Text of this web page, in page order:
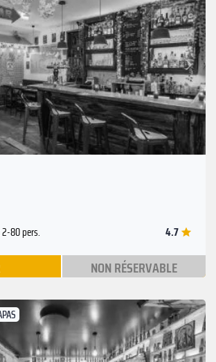
Suivant
80 pers. 4.7
NON RÉSERVABLE